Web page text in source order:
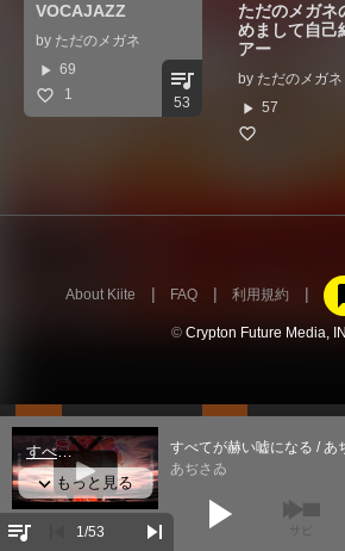
VOCAJAZZ
by ただのメガネ
play_arrow 69
1
queue_music
53
ただのメガネ
めまして自己
アー
by ただのメガネ
play_arrow 57
About Kiite FAQ 利用規約
© Crypton Future Media,
queue_music 1 /53 skip_next
すべてが赫い嘘になる / あ
あぢさゐ
play_arrow サビ